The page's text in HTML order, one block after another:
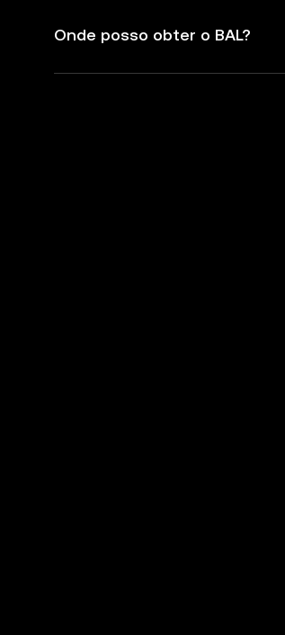
Onde posso obter o BAL?